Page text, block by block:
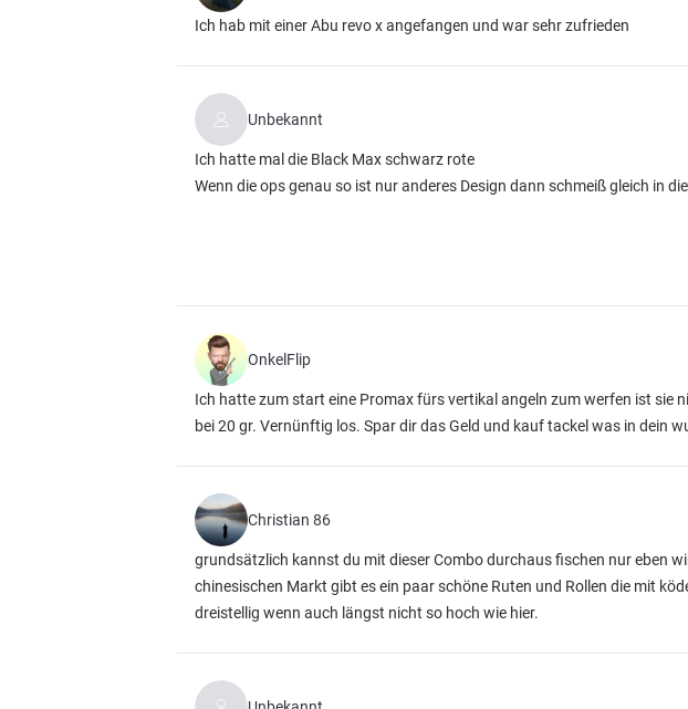
Ich hab mit einer Abu revo x angefangen und war sehr zufrieden
Unbekannt
Ich hatte mal die Black Max schwarz rote
Wenn die ops genau so ist nur anderes Design dann schmeiß gleich in
OnkelFlip
Ich hatte zum start eine Promax fürs vertikal angeln zum werfen ist sie
bei 20 gr. Vernünftig los. Spar dir das Geld und kauf tackel was in dein
Christian 86
grundsätzlich kannst du mit dieser Combo durchaus fischen nur eben
chinesischen Markt gibt es ein paar schöne Ruten und Rollen die mit
dreistellig wenn auch längst nicht so hoch wie hier.